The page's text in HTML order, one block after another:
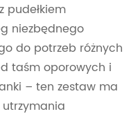
pudełkiem
niezbędnego
do potrzeb różnych
taśm oporowych i
– ten zestaw ma